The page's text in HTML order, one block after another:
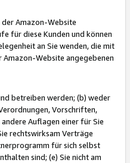
der Amazon-Website
für diese Kunden und können
an Sie wenden, die mit
Website angegebenen
betreiben werden; (b) weder
Vorschriften,
Auflagen einer für Sie
rechtswirksam Verträge
für sich selbst
sind; (e) Sie nicht am